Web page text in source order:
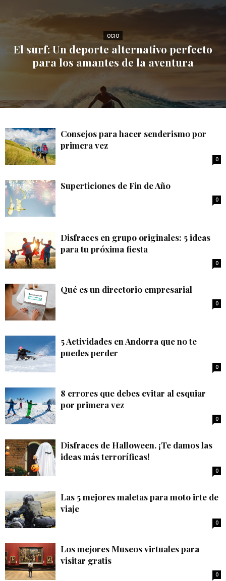
OCIO
El surf: Un deporte alternativo perfecto
para los amantes de la aventura
Consejos para hacer senderismo por
primera vez
0
Superticiones de Fin de Año
0
Disfraces en grupo originales: 5 ideas
para tu próxima fiesta
0
Qué es un directorio empresarial
0
5 Actividades en Andorra que no te
puedes perder
0
8 errores que debes evitar al esquiar
por primera vez
0
Disfraces de Halloween. ¡Te damos las
ideas más terroríficas!
0
Las 5 mejores maletas para moto irte de
viaje
0
Los mejores Museos virtuales para
visitar gratis
0